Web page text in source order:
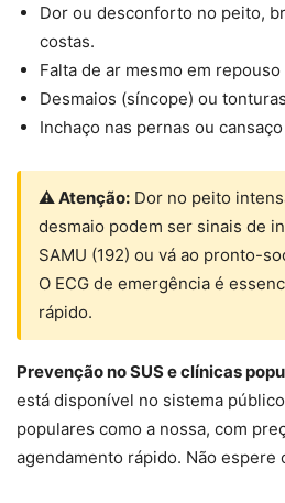
Dor ou desconforto no peito,
costas.
Falta de ar mesmo em
Desmaios (síncope) ou
Inchaço nas pernas ou
⚠ Atenção: Dor no peito
desmaio podem ser sinais de
SAMU (192) ou vá ao pronto-
O ECG de emergência é
rápido.
Prevenção no SUS e clínicas
está disponível no sistema
populares como a nossa, com
agendamento rápido. Não espere